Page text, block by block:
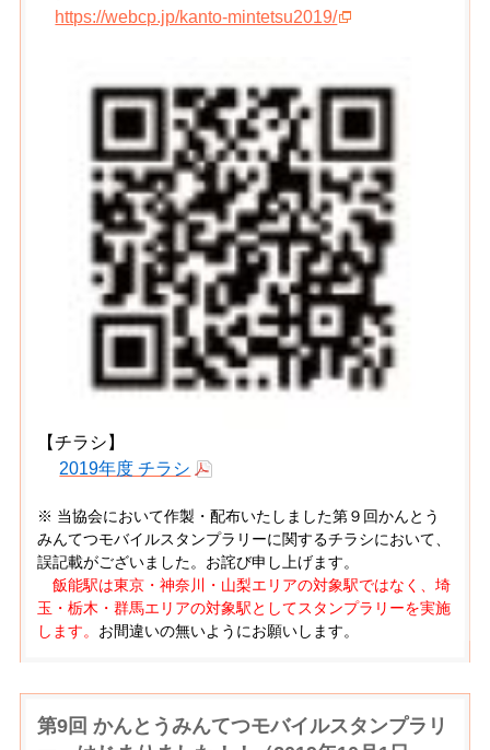
https://webcp.jp/kanto-mintetsu2019/
【チラシ】
2019年度 チラシ
※ 当協会において作製・配布いたしました第９回かんとう
みんてつモバイルスタンプラリーに関するチラシにおいて、
誤記載がございました。お詫び申し上げます。
飯能駅は東京・神奈川・山梨エリアの対象駅ではなく、埼
玉・栃木・群馬エリアの対象駅としてスタンプラリーを実施
します。 お間違いの無いようにお願いします。
第9回 かんとうみんてつモバイルスタンプラリ